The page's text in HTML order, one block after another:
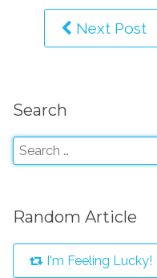
Next Post
Search
Random Article
I'm Feeling Lucky!